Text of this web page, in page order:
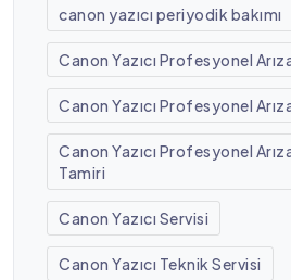
canon yazıcı periyodik bakımı
Canon Yazıcı Profesyonel
Canon Yazıcı Profesyonel
Canon Yazıcı Profesyonel
Tamiri
Canon Yazıcı Servisi
Canon Yazıcı Teknik Servisi